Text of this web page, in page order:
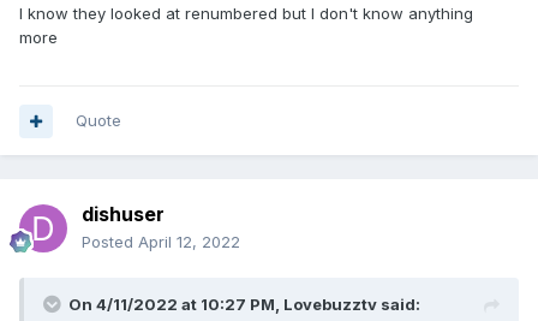
I know they looked at renumbered but I don't know anything
more
Quote
dishuser
Posted April 12, 2022
On 4/11/2022 at 10:27 PM, Lovebuzztv said: